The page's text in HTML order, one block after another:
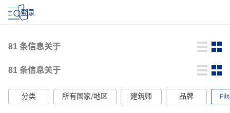
登录
81 条信息关于
81 条信息关于
分类 所有国家/地区 建筑师 品牌